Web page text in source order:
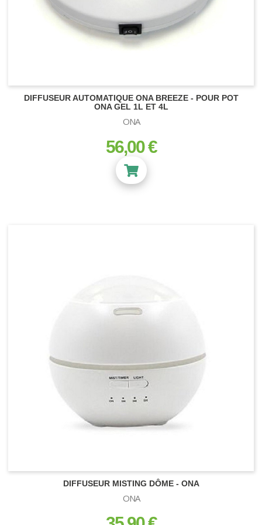
FLANGE
REDUCTION
CONTENANTS
Engrais Coco Canna
Engrais terre Canna
Engrais Hydro Canna
Stimulateurs Canna
DIFFUSEUR AUTOMATIQUE ONA BREEZE - POUR POT
ONA GEL 1L ET 4L
ONA
prix
56,00 €
DIFFUSEUR MISTING DÔME - ONA
ONA
prix